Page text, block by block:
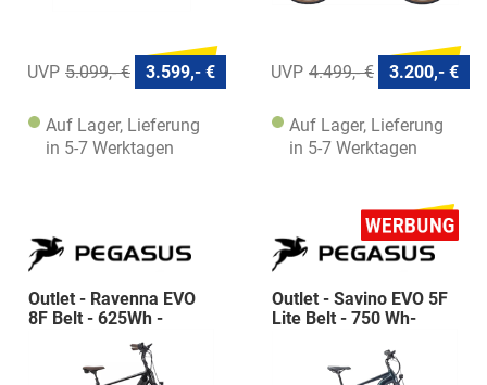
5.099,- € 3.599,- €
Auf Lager, Lieferung
in 5-7 Werktagen
4.499,- € 3.200,- €
Auf Lager, Lieferung
in 5-7 Werktagen
Outlet - Ravenna EVO
8F Belt - 625Wh -
Outlet - Savino EVO 5F
Lite Belt - 750 Wh-